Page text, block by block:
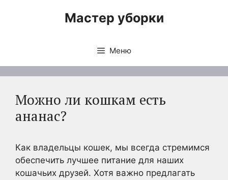
Мастер уборки
Меню
Можно ли кошкам есть
ананас?
Как владельцы кошек, мы всегда стремимся
обеспечить лучшее питание для наших
кошачьих друзей. Хотя важно предлагать